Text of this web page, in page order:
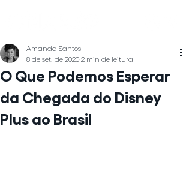
O Que Podemos Esperar
da Chegada do Disney
Plus ao Brasil
Amanda Santos
8 de set. de 2020 2 min de leitura